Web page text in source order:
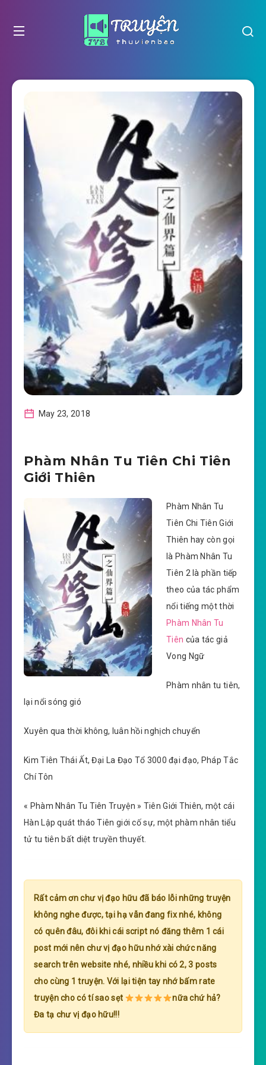
May 23, 2018
Phàm Nhân Tu Tiên Chi Tiên
Giới Thiên
Phàm Nhân Tu
Tiên Chi Tiên Giới
Thiên hay còn gọi
là Phàm Nhân Tu
Tiên 2 là phần tiếp
theo của tác phẩm
nổi tiếng một thời
Phàm Nhân Tu
Tiên của tác giả
Vong Ngữ
Phàm nhân tu tiên,
lại nổi sóng gió
Xuyên qua thời không, luân hồi nghịch chuyển
Kim Tiên Thái Ất, Đại La Đạo Tổ 3000 đại đạo, Pháp Tắc
Chí Tôn
« Phàm Nhân Tu Tiên Truyện » Tiên Giới Thiên, một cái
Hàn Lập quát tháo Tiên giới cố sự, một phàm nhân tiểu
tử tu tiên bất diệt truyền thuyết.
Rất cảm ơn chư vị đạo hữu đã báo lỗi những truyện
không nghe được, tại hạ vẫn đang fix nhé, không
có quên đâu, đôi khi cái script nó đăng thêm 1 cái
post mới nên chư vị đạo hữu nhớ xài chức năng
search trên website nhé, nhiều khi có 2, 3 posts
cho cùng 1 truyện. Với lại tiện tay nhớ bấm rate
truyện cho có tí sao sẹt
nữa chứ hả?
Đa tạ chư vị đạo hữu!!!